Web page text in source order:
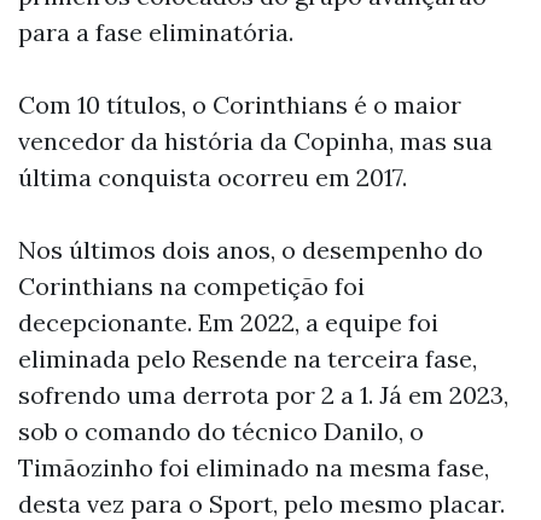
para a fase eliminatória.
Com 10 títulos, o Corinthians é o maior
vencedor da história da Copinha, mas sua
última conquista ocorreu em 2017.
Nos últimos dois anos, o desempenho do
Corinthians na competição foi
decepcionante. Em 2022, a equipe foi
eliminada pelo Resende na terceira fase,
sofrendo uma derrota por 2 a 1. Já em 2023,
sob o comando do técnico Danilo, o
Timãozinho foi eliminado na mesma fase,
desta vez para o Sport, pelo mesmo placar.